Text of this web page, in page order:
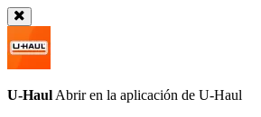
U-Haul Abrir en la aplicación de U-Haul